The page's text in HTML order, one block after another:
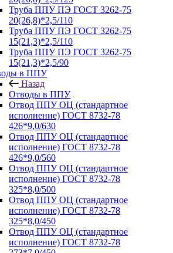
Труба ППУ ПЭ ГОСТ 3262-75
20(26,8)*2,5/110
Труба ППУ ПЭ ГОСТ 3262-75
15(21,3)*2,5/110
Труба ППУ ПЭ ГОСТ 3262-75
15(21,3)*2,5/90
в ППУ
Назад
Отводы в ППУ
Отвод ППУ ОЦ (стандартное
исполнение) ГОСТ 8732-78
426*9,0/630
Отвод ППУ ОЦ (стандартное
исполнение) ГОСТ 8732-78
426*9,0/560
Отвод ППУ ОЦ (стандартное
исполнение) ГОСТ 8732-78
325*8,0/500
Отвод ППУ ОЦ (стандартное
исполнение) ГОСТ 8732-78
325*8,0/450
Отвод ППУ ОЦ (стандартное
исполнение) ГОСТ 8732-78